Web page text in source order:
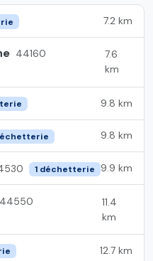
7.2 km
44160
7.6
km
9.8 km
9.8 km
1 déchetterie 9.9 km
44550
11.4
km
12.7 km